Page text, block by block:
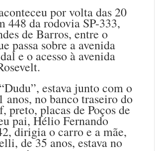
por volta das 20
448 da rodovia SP-333,
de Barros, entre o
passa sobre a avenida
e o acesso à avenida
estava junto com o
anos, no banco traseiro do
preto, placas de Poços de
pai, Hélio Fernando
dirigia o carro e a mãe,
de 35 anos, estava no